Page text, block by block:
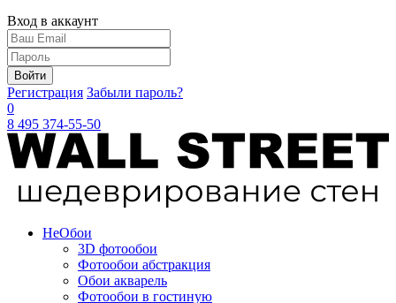
Вход в аккаунт
Войти
Регистрация Забыли пароль?
0
8 495 374-55-50
НеОбои
3D фотообои
Фотообои абстракция
Обои акварель
Фотообои в гостиную